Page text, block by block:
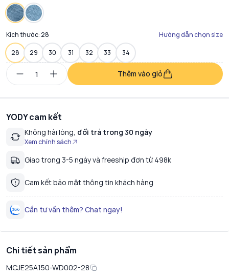
Kích thước:28 Hướng dẫn chọn size
28 29 30 31 32 33 34
Thêm vào giỏ
YODY cam kết
Không hài lòng, đổi trả trong 30 ngày
Xem chính sách
Giao trong 3-5 ngày và freeship đơn từ 498k
Cam kết bảo mật thông tin khách hàng
Cần tư vấn thêm? Chat ngay!
Chi tiết sản phẩm
MCJE25A150-WD002-28